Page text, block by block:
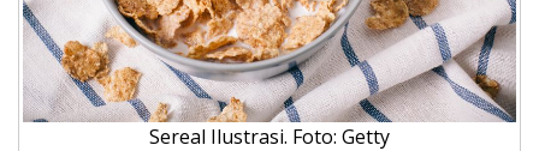
Sereal Ilustrasi. Foto: Getty